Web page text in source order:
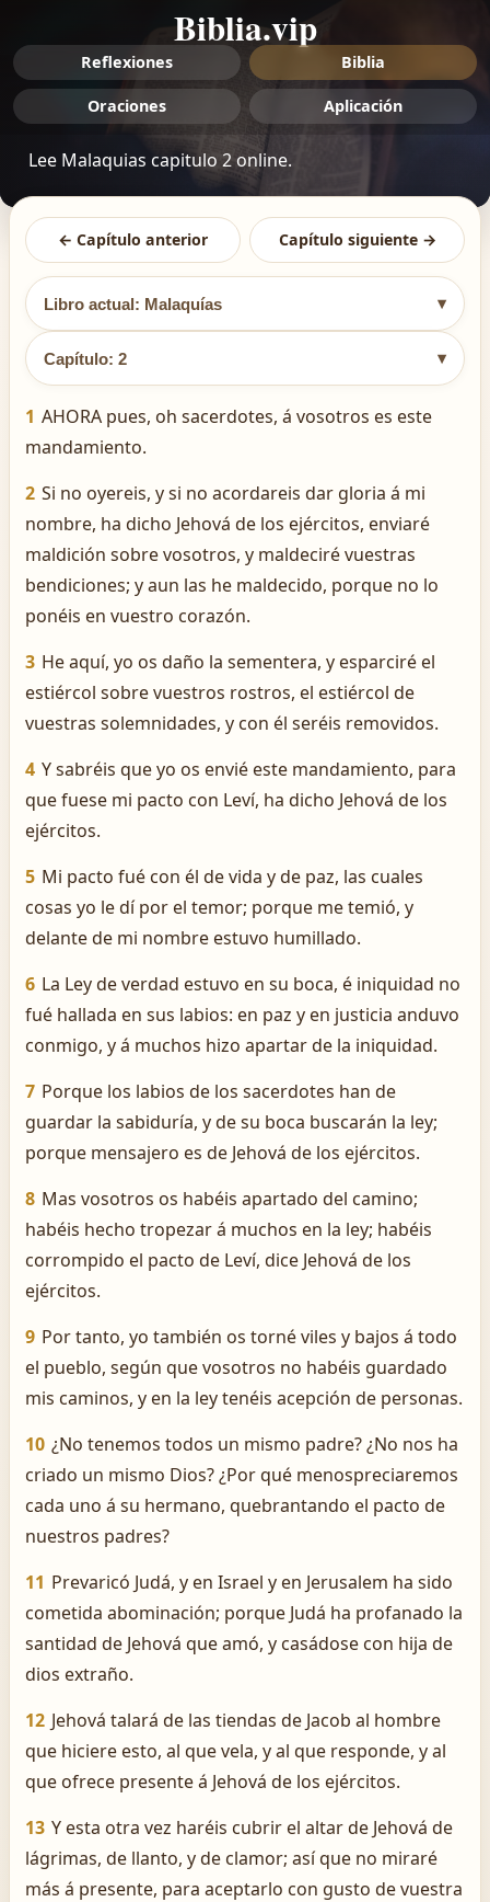
Biblia.vip
Reflexiones Biblia
Oraciones Aplicación
Lee Malaquias capitulo 2 online.
← Capítulo anterior Capítulo siguiente →
Libro actual: Malaquías ▾
Capítulo: 2 ▾
1 AHORA pues, oh sacerdotes, á vosotros es este
mandamiento.
2 Si no oyereis, y si no acordareis dar gloria á mi
nombre, ha dicho Jehová de los ejércitos, enviaré
maldición sobre vosotros, y maldeciré vuestras
bendiciones; y aun las he maldecido, porque no lo
ponéis en vuestro corazón.
3 He aquí, yo os daño la sementera, y esparciré el
estiércol sobre vuestros rostros, el estiércol de
vuestras solemnidades, y con él seréis removidos.
4 Y sabréis que yo os envié este mandamiento, para
que fuese mi pacto con Leví, ha dicho Jehová de los
ejércitos.
5 Mi pacto fué con él de vida y de paz, las cuales
cosas yo le dí por el temor; porque me temió, y
delante de mi nombre estuvo humillado.
6 La Ley de verdad estuvo en su boca, é iniquidad no
fué hallada en sus labios: en paz y en justicia anduvo
conmigo, y á muchos hizo apartar de la iniquidad.
7 Porque los labios de los sacerdotes han de
guardar la sabiduría, y de su boca buscarán la ley;
porque mensajero es de Jehová de los ejércitos.
8 Mas vosotros os habéis apartado del camino;
habéis hecho tropezar á muchos en la ley; habéis
corrompido el pacto de Leví, dice Jehová de los
ejércitos.
9 Por tanto, yo también os torné viles y bajos á todo
el pueblo, según que vosotros no habéis guardado
mis caminos, y en la ley tenéis acepción de personas.
10 ¿No tenemos todos un mismo padre? ¿No nos ha
criado un mismo Dios? ¿Por qué menospreciaremos
cada uno á su hermano, quebrantando el pacto de
nuestros padres?
11 Prevaricó Judá, y en Israel y en Jerusalem ha sido
cometida abominación; porque Judá ha profanado la
santidad de Jehová que amó, y casádose con hija de
dios extraño.
12 Jehová talará de las tiendas de Jacob al hombre
que hiciere esto, al que vela, y al que responde, y al
que ofrece presente á Jehová de los ejércitos.
13 Y esta otra vez haréis cubrir el altar de Jehová de
lágrimas, de llanto, y de clamor; así que no miraré
más á presente, para aceptarlo con gusto de vuestra